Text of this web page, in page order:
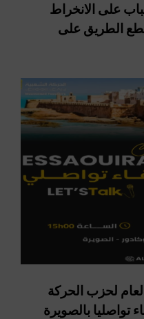
على الانخراط
الطريق على
لحزب الحركة
تواصليا بالصويرة